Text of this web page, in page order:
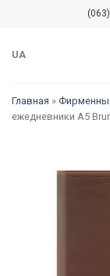
content
UA
Главная »
ежедневники А5